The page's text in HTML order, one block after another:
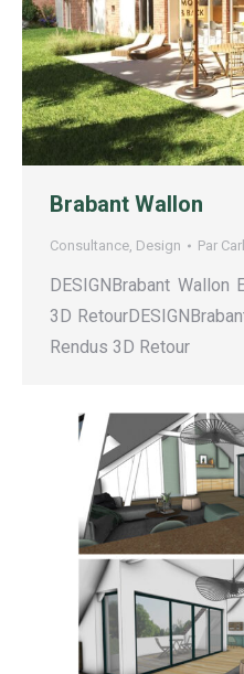
Brabant Wallon
Consultance, Design Par
DESIGNBrabant
3D
Rendus 3D Retour